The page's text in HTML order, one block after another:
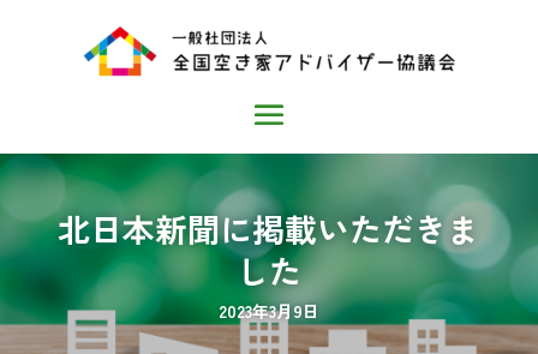
北日本新聞に掲載いただきま
した
2023年3月9日